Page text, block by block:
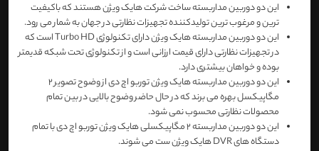
این دو دوربین مداربسته ساخت شرکت هایک ویژن هستند که باکیفیت
ترین و مرغوب ترین تولیدکننده تجهیزات نظارتی در جهان به شمار می رود.
این دو دوربین مداربسته هایک ویژن دارای تکنولوژی Turbo HD است که
در تجهیزات نظارتی دارای قیمت ارزانی است و از تکنولوژی تحت شبکه قدیمتر
بوده و خواهان بیشتری دارد.
این دو دوربین مداربسته هایک ویژن توربو اچ دی از وضوح تصویر 2
مگاپیکسل بهره می برند که در حال حاضر وضوح بالایی در بین تمام
محصولات نظارتی محسوب نمی شود.
این دو دوربین مداربسته 2 مگاپیکسلی هایک ویژن توربو اچ دی با تمام
دستگاه های DVR هایک ویژن ست می شوند.